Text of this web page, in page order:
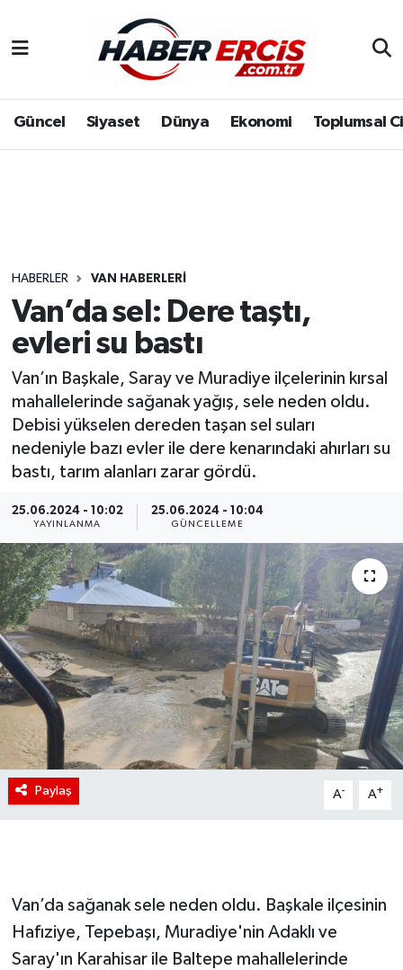
Güncel Siyaset Dünya Ekonomi Toplumsal
HABERLER VAN HABERLERI
Van’da sel: Dere taştı,
evleri su bastı
Van’ın Başkale, Saray ve Muradiye ilçelerinin kırsal
mahallelerinde sağanak yağış, sele neden oldu.
Debisi yükselen dereden taşan sel suları
nedeniyle bazı evler ile dere kenarındaki ahırları su
bastı, tarım alanları zarar gördü.
25.06.2024 - 10:02
YAYINLANMA
25.06.2024 - 10:04
GÜNCELLEME
Paylaş A- A+
Van’da sağanak sele neden oldu. Başkale ilçesinin
Hafıziye, Tepebaşı, Muradiye'nin Adaklı ve
Saray'ın Karahisar ile Baltepe mahallelerinde